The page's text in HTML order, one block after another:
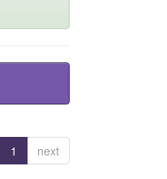
1 next